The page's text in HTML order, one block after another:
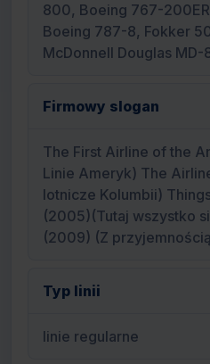
800, Boeing 767-
Boeing 787-8, Fokker
McDonnell Douglas MD-
Firmowy slogan
The First Airline of the
Linie Ameryk) The
lotnicze Kolumbii)
(2005)(Tutaj wszystko
(2009) (Z
Typ linii
linie regularne